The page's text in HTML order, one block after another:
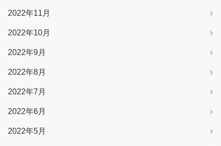
2022年11月
2022年10月
2022年9月
2022年8月
2022年7月
2022年6月
2022年5月